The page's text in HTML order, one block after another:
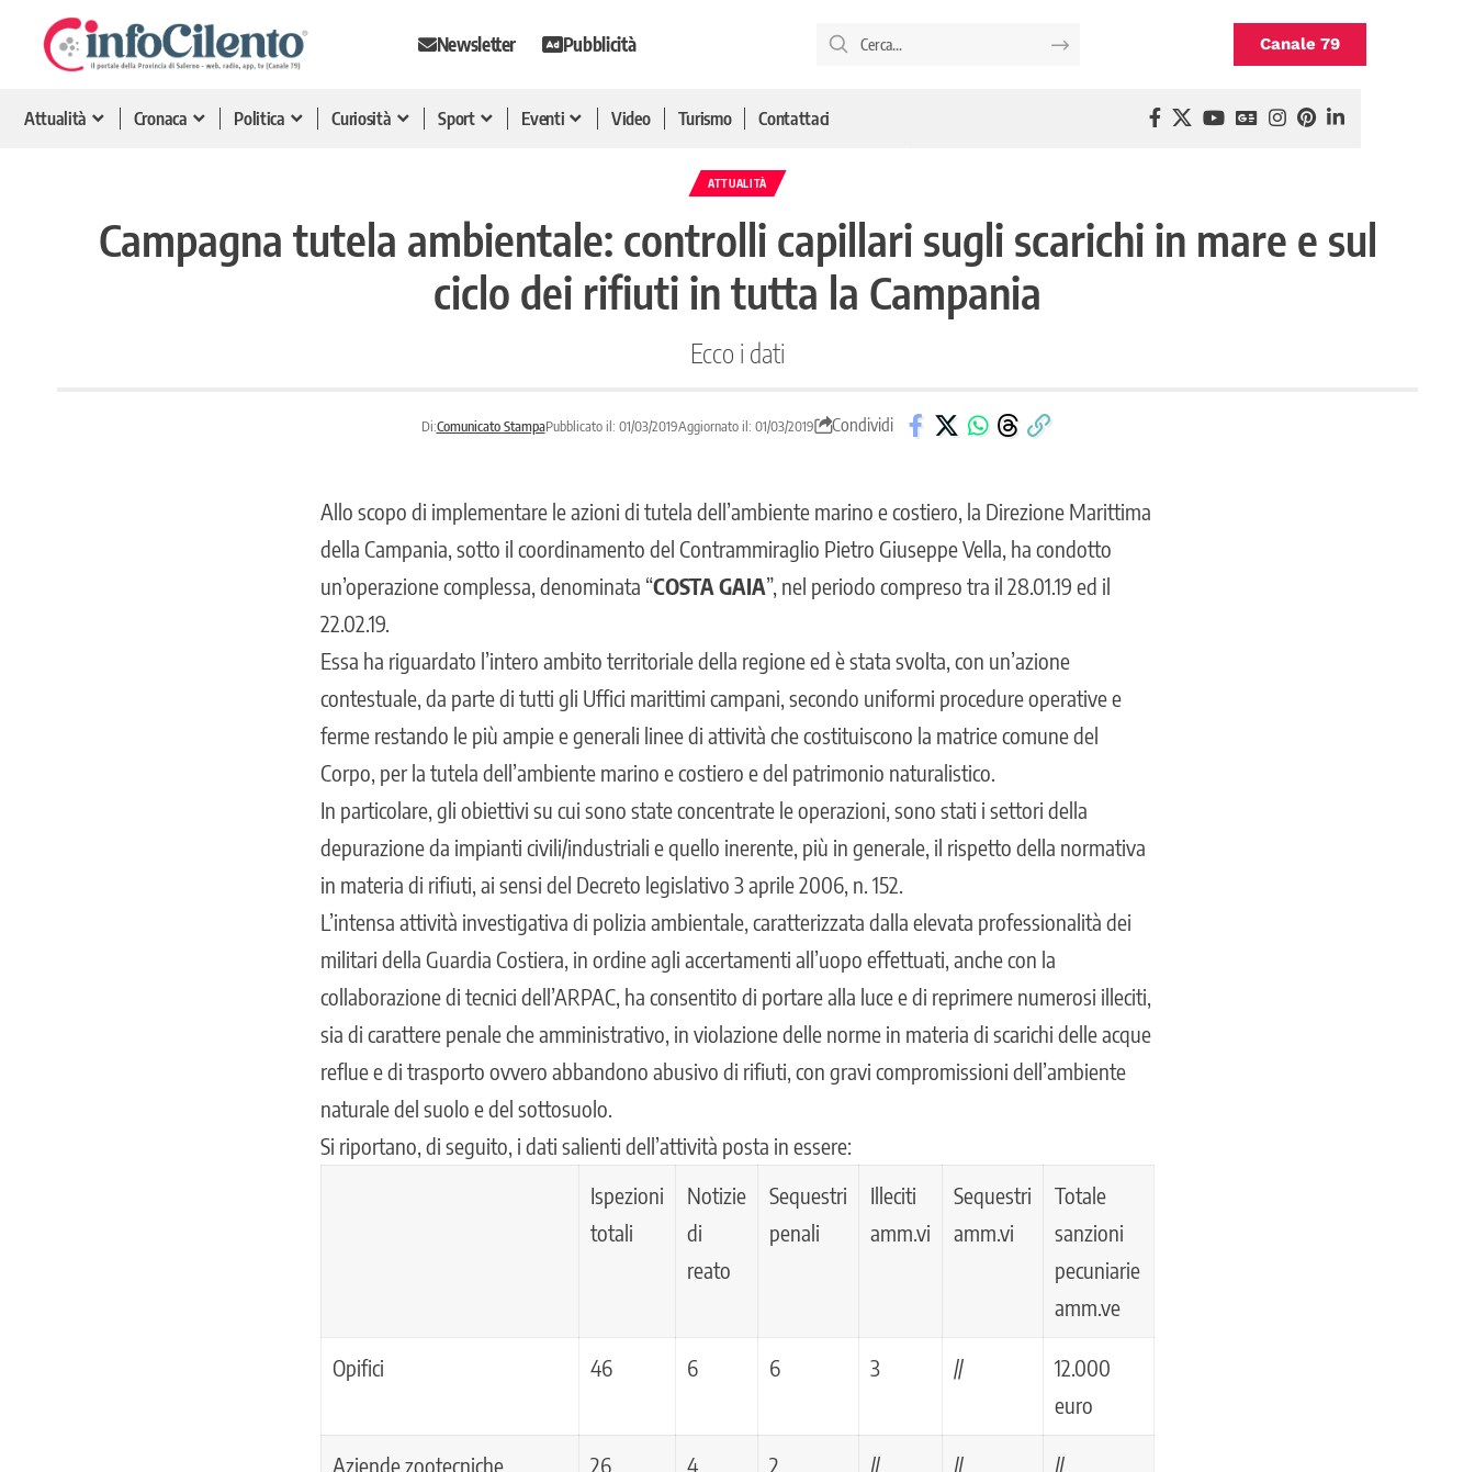
Newsletter Pubblicità Canale 79
Attualità Cronaca Politica Curiosità Sport Eventi Video Turismo Contattaci
ATTUALITÀ
Campagna tutela ambientale: controlli capillari sugli scarichi in mare e sul
ciclo dei rifiuti in tutta la Campania
Ecco i dati
Di:Comunicato StampaPubblicato il: 01/03/2019Aggiornato il: 01/03/2019 Condividi
Allo scopo di implementare le azioni di tutela dell’ambiente marino e costiero, la Direzione Marittima
della Campania, sotto il coordinamento del Contrammiraglio Pietro Giuseppe Vella, ha condotto
un’operazione complessa, denominata “COSTA GAIA”, nel periodo compreso tra il 28.01.19 ed il
22.02.19.
Essa ha riguardato l’intero ambito territoriale della regione ed è stata svolta, con un’azione
contestuale, da parte di tutti gli Uffici marittimi campani, secondo uniformi procedure operative e
ferme restando le più ampie e generali linee di attività che costituiscono la matrice comune del
Corpo, per la tutela dell’ambiente marino e costiero e del patrimonio naturalistico.
In particolare, gli obiettivi su cui sono state concentrate le operazioni, sono stati i settori della
depurazione da impianti civili/industriali e quello inerente, più in generale, il rispetto della normativa
in materia di rifiuti, ai sensi del Decreto legislativo 3 aprile 2006, n. 152.
L’intensa attività investigativa di polizia ambientale, caratterizzata dalla elevata professionalità dei
militari della Guardia Costiera, in ordine agli accertamenti all’uopo effettuati, anche con la
collaborazione di tecnici dell’ARPAC, ha consentito di portare alla luce e di reprimere numerosi illeciti,
sia di carattere penale che amministrativo, in violazione delle norme in materia di scarichi delle acque
reflue e di trasporto ovvero abbandono abusivo di rifiuti, con gravi compromissioni dell’ambiente
naturale del suolo e del sottosuolo.
Si riportano, di seguito, i dati salienti dell’attività posta in essere:
Ispezioni
totali
Notizie
di
reato
Sequestri
penali
Illeciti
amm.vi
Sequestri
amm.vi
Totale
sanzioni
pecuniarie
amm.ve
Opifici 46 6 6 3 //
12.000
euro
Aziende zootecniche 26 4 2 // // //